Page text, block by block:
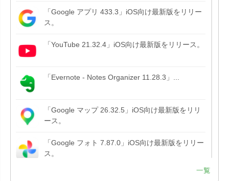
「Google アプリ 433.3」iOS向け最新版をリリー
ス。
「YouTube 21.32.4」iOS向け最新版をリリース。
「Evernote - Notes Organizer 11.28.3」...
「Google マップ 26.32.5」iOS向け最新版をリリ
ース。
「Google フォト 7.87.0」iOS向け最新版をリリー
ス。
一覧